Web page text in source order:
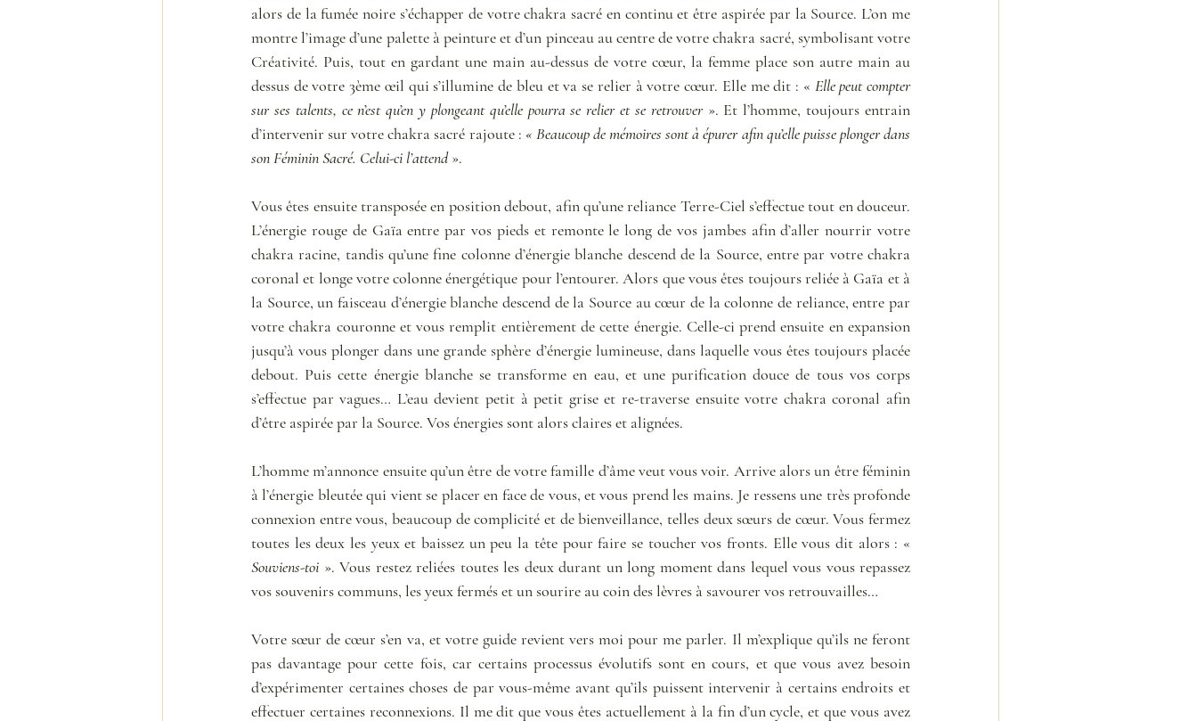
alors de la fumée noire s’échapper de votre chakra sacré en continu et être aspirée par la Source. L’on me
montre l’image d’une palette à peinture et d’un pinceau au centre de votre chakra sacré, symbolisant votre
Créativité. Puis, tout en gardant une main au-dessus de votre cœur, la femme place son autre main au
dessus de votre 3ème œil qui s’illumine de bleu et va se relier à votre cœur. Elle me dit : « Elle peut compter
sur ses talents, ce n’est qu’en y plongeant qu’elle pourra se relier et se retrouver ». Et l’homme, toujours entrain
d’intervenir sur votre chakra sacré rajoute : « Beaucoup de mémoires sont à épurer afin qu’elle puisse plonger dans
son Féminin Sacré. Celui-ci l’attend ».
Vous êtes ensuite transposée en position debout, afin qu’une reliance Terre-Ciel s’effectue tout en douceur.
L’énergie rouge de Gaïa entre par vos pieds et remonte le long de vos jambes afin d’aller nourrir votre
chakra racine, tandis qu’une fine colonne d’énergie blanche descend de la Source, entre par votre chakra
coronal et longe votre colonne énergétique pour l’entourer. Alors que vous êtes toujours reliée à Gaïa et à
la Source, un faisceau d’énergie blanche descend de la Source au cœur de la colonne de reliance, entre par
votre chakra couronne et vous remplit entièrement de cette énergie. Celle-ci prend ensuite en expansion
jusqu’à vous plonger dans une grande sphère d’énergie lumineuse, dans laquelle vous êtes toujours placée
debout. Puis cette énergie blanche se transforme en eau, et une purification douce de tous vos corps
s’effectue par vagues… L’eau devient petit à petit grise et re-traverse ensuite votre chakra coronal afin
d’être aspirée par la Source. Vos énergies sont alors claires et alignées.
L’homme m’annonce ensuite qu’un être de votre famille d’âme veut vous voir. Arrive alors un être féminin
à l’énergie bleutée qui vient se placer en face de vous, et vous prend les mains. Je ressens une très profonde
connexion entre vous, beaucoup de complicité et de bienveillance, telles deux sœurs de cœur. Vous fermez
Souviens-toi ». Vous restez reliées toutes les deux durant un long moment dans lequel vous vous repassez
vos souvenirs communs, les yeux fermés et un sourire au coin des lèvres à savourer vos retrouvailles…
Votre sœur de cœur s’en va, et votre guide revient vers moi pour me parler. Il m’explique qu’ils ne feront
pas davantage pour cette fois, car certains processus évolutifs sont en cours, et que vous avez besoin
d’expérimenter certaines choses de par vous-même avant qu’ils puissent intervenir à certains endroits et
effectuer certaines reconnexions. Il me dit que vous êtes actuellement à la fin d’un cycle, et que vous avez